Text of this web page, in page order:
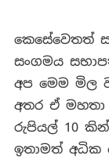
කෙසේවෙතත්
සංගමය
අප මෙම මිල
අතර ඒ මහතා
රුපියල් 10
ඉතාමත් අධික